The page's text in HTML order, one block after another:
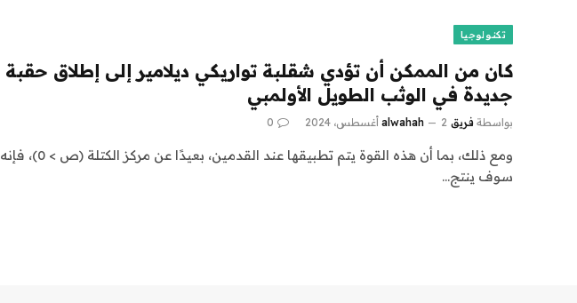
تكنولوجيا
كان من الممكن أن تؤدي شقلبة تواريكي ديلامير إلى إطلاق حقبة
جديدة في الوثب الطويل الأولمبي
بواسطة فريق alwahah 2 أغسطس، 2024 0
ومع ذلك، بما أن هذه القوة يتم تطبيقها عند القدمين، بعيدًا عن مركز الكتلة (ص > 0)، فإنه
سوف ينتج…